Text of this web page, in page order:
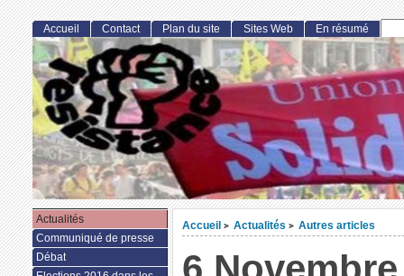
Accueil > Actualités > Autres articles
Accueil Contact Plan du site Sites Web En résumé
Actualités
Communiqué de presse
Débat